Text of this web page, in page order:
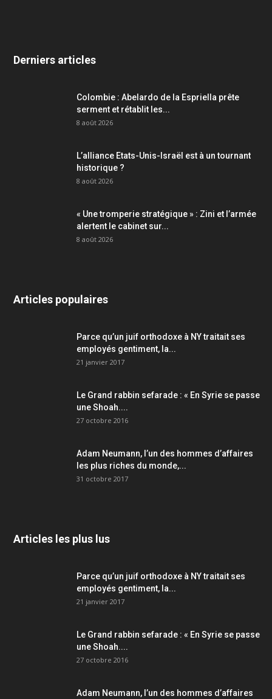
Derniers articles
Colombie : Abelardo de la Espriella prête
serment et rétablit les...
8 août 2026
L’alliance Etats-Unis-Israël est à un tournant
historique ?
8 août 2026
« Une tromperie stratégique » : Zini et l’armée
alertent le cabinet sur...
8 août 2026
Articles populaires
Parce qu’un juif orthodoxe à NY traitait ses
employés gentiment, la...
21 janvier 2017
Le Grand rabbin sefarade : « En Syrie se passe
une Shoah....
27 octobre 2016
Adam Neumann, l’un des hommes d’affaires
les plus riches du monde,...
31 octobre 2017
Articles les plus lus
Parce qu’un juif orthodoxe à NY traitait ses
employés gentiment, la...
21 janvier 2017
Le Grand rabbin sefarade : « En Syrie se passe
une Shoah....
27 octobre 2016
Adam Neumann, l’un des hommes d’affaires